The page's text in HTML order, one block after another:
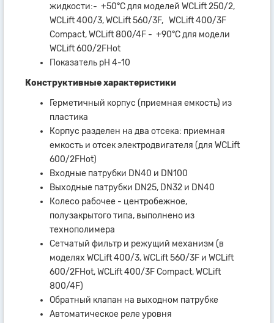
жидкости:- +50°С для моделей WCLift 250/2,
WCLift 400/3, WCLift 560/3F, WCLift 400/3F
Compact, WCLift 800/4F - +90°С для модели
WCLift 600/2FHot
Показатель рН 4-10
Конструктивные характеристики
Герметичный корпус (приемная емкость) из
пластика
Корпус разделен на два отсека: приемная
емкость и отсек электродвигателя (для WCLift
600/2FHot)
Входные патрубки DN40 и DN100
Выходные патрубки DN25, DN32 и DN40
Колесо рабочее - центробежное,
полузакрытого типа, выполнено из
технополимера
Сетчатый фильтр и режущий механизм (в
моделях WCLift 400/3, WCLift 560/3F и WCLift
600/2FHot, WCLift 400/3F Compact, WCLift
800/4F)
Обратный клапан на выходном патрубке
Автоматическое реле уровня